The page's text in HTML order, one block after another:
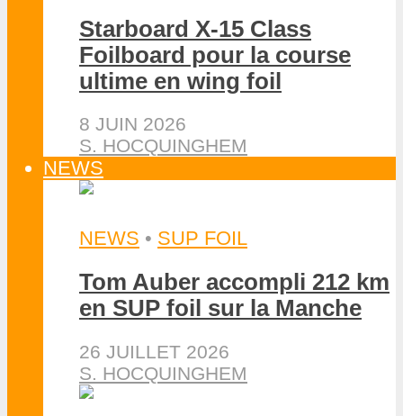
Starboard X-15 Class
Foilboard pour la course
ultime en wing foil
8 JUIN 2026
S. HOCQUINGHEM
NEWS
NEWS • SUP FOIL
Tom Auber accompli 212 km
en SUP foil sur la Manche
26 JUILLET 2026
S. HOCQUINGHEM